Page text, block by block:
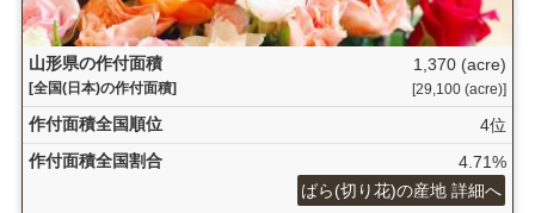
山形県の作付面積
[全国(日本)の作付面積]
1,370 (acre)
[29,100 (acre)]
作付面積全国順位
4位
作付面積全国割合
4.71%
ばら(切り花)の産地 詳細へ